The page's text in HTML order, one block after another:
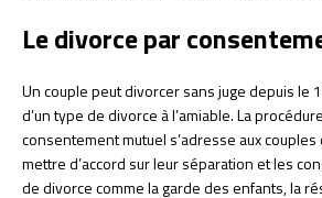
Le divorce par
Un couple peut divorcer sans juge depuis le 1
d’un type de divorce à l’amiable. La
consentement mutuel s’adresse aux
mettre d’accord sur leur séparation et les
de divorce comme la garde des enfants, la